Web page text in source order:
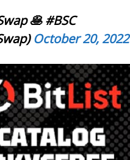
🥞 #BSC
October 20, 2022